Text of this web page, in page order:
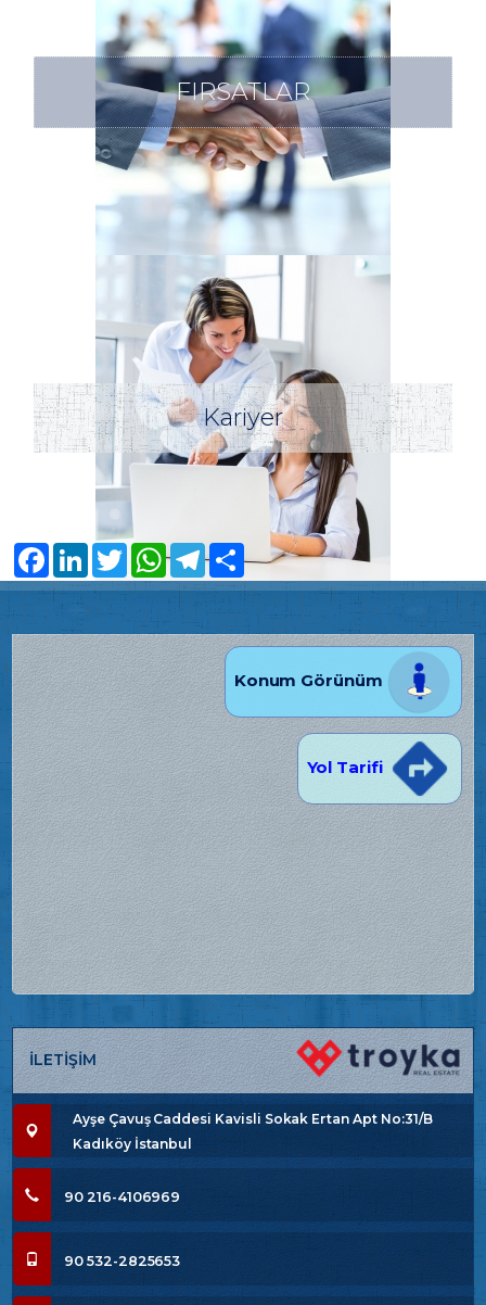
FIRSATLAR
Kariyer
Konum Görünüm
Yol Tarifi
İLETİŞİM
Ayşe Çavuş Caddesi Kavisli Sokak Ertan Apt No:31/B
Kadıköy İstanbul
90 216-4106969
90 532-2825653
FacebookLinkedInTwitter WhatsAppTelegramShare